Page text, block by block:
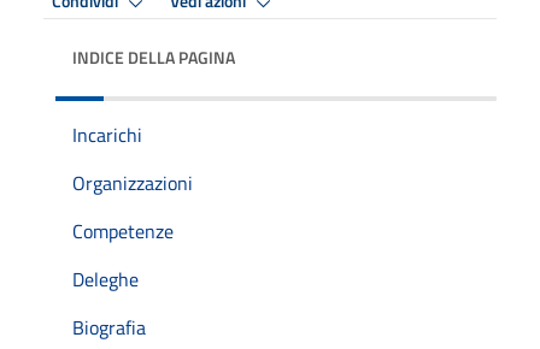
INDICE DELLA PAGINA
Incarichi
Organizzazioni
Competenze
Deleghe
Biografia